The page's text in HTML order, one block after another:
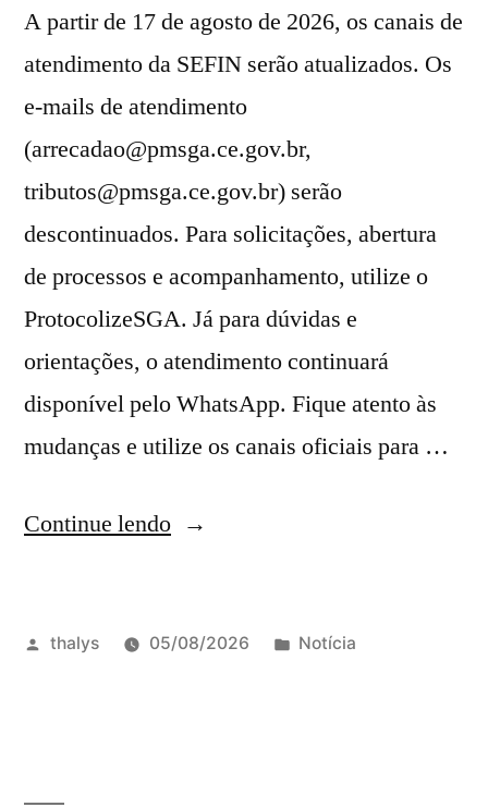
A partir de 17 de agosto de 2026, os canais de
atendimento da SEFIN serão atualizados. Os
e-mails de atendimento
(arrecadao@pmsga.ce.gov.br,
tributos@pmsga.ce.gov.br) serão
descontinuados. Para solicitações, abertura
de processos e acompanhamento, utilize o
ProtocolizeSGA. Já para dúvidas e
orientações, o atendimento continuará
disponível pelo WhatsApp. Fique atento às
mudanças e utilize os canais oficiais para …
Continue lendo
thalys 05/08/2026 Notícia